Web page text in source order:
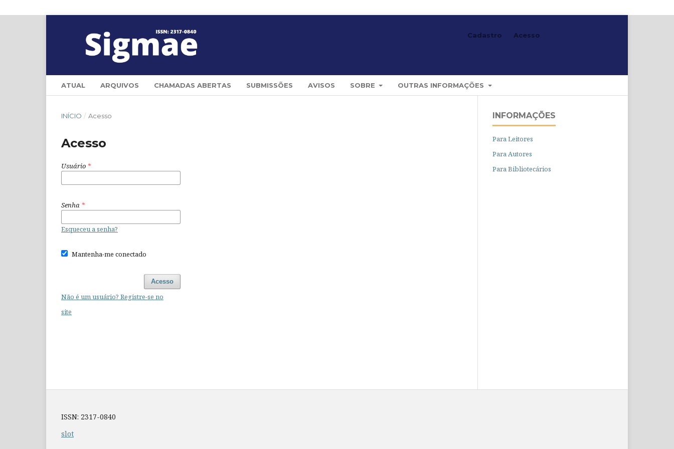
ATUAL ARQUIVOS CHAMADAS ABERTAS SUBMISSÕES AVISOS SOBRE OUTRAS INFORMAÇÕES
Cadastro Acesso
INÍCIO / Acesso
Acesso
Usuário *
Senha *
Esqueceu a senha?
Mantenha-me conectado
Acesso
Não é um usuário? Registre-se no
site
INFORMAÇÕES
Para Leitores
Para Autores
Para Bibliotecários
ISSN: 2317-0840
slot